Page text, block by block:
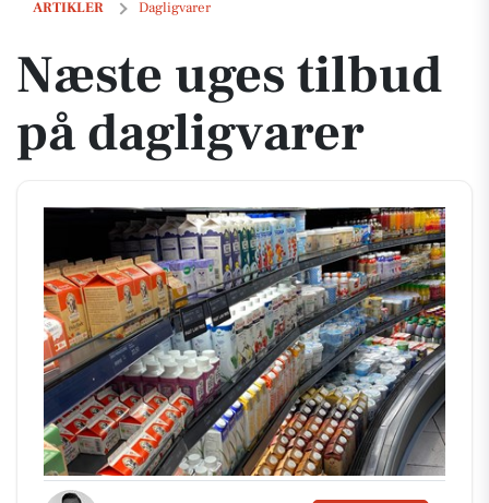
ARTIKLER Dagligvarer
Næste uges tilbud på dagligvarer
Næste uges tilbud
på dagligvarer